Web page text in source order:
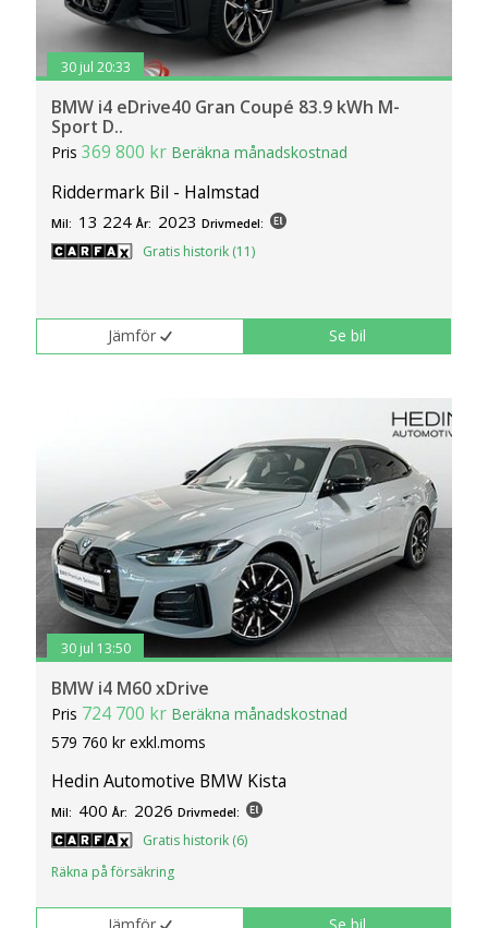
30 jul 20:33
BMW i4 eDrive40 Gran Coupé 83.9 kWh M-
Sport D..
Pris369 800 kr Beräkna månadskostnad
Riddermark Bil - Halmstad
Mil: 13 224 År: 2023 Drivmedel:
Gratis historik (11)
Jämför Se bil
30 jul 13:50
BMW i4 M60 xDrive
Pris 724 700 kr Beräkna månadskostnad
579 760 kr exkl.moms
Hedin Automotive BMW Kista
Mil: 400 År: 2026 Drivmedel:
Gratis historik (6)
Räkna på försäkring